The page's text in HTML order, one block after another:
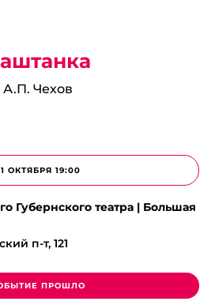
А.П. Чехов
ОКТЯБРЯ 19:00
Губернского театра | Большая
п-т, 121
ПРОШЛО